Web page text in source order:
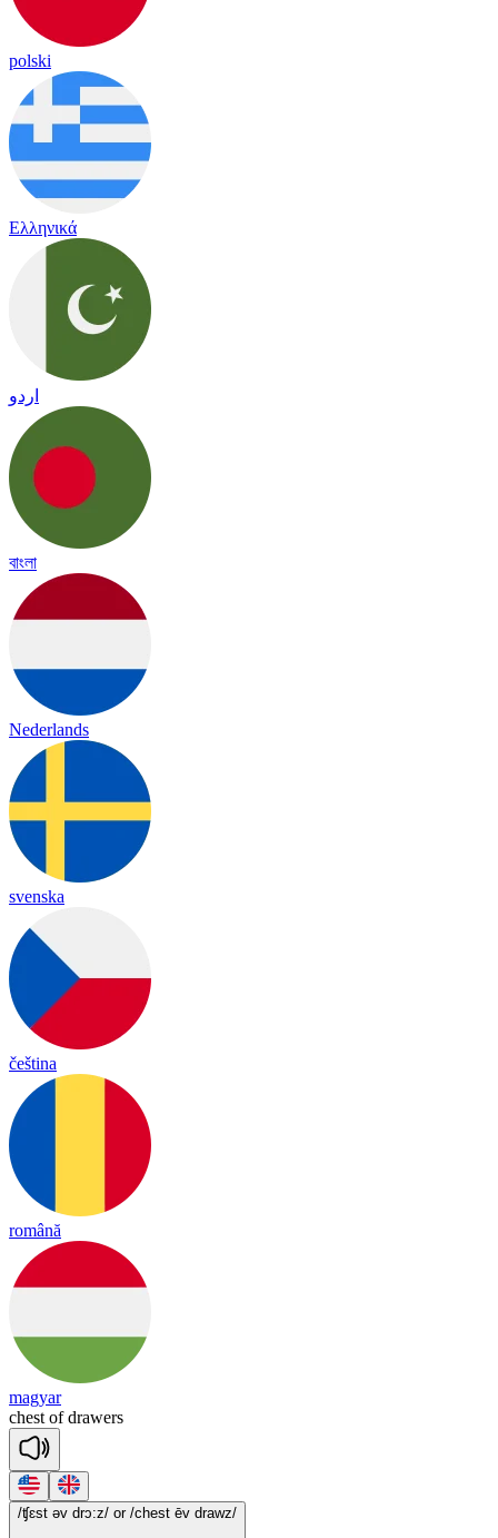
polski
Ελληνικά
اردو
বাংলা
Nederlands
svenska
čeština
română
magyar
chest of drawers
/ʧɛst əv drɔ:z/ or /chest ēv drawz/